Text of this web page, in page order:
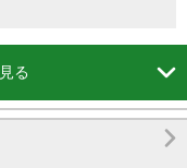
る 
